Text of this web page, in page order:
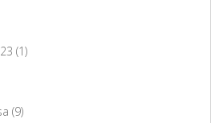
(1)
(9)